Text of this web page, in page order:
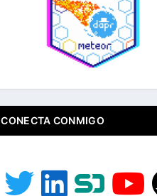
CONECTA CONMIGO